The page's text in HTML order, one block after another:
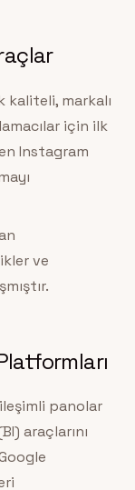
kaliteli, markalı
için ilk
Instagram
ve
panolar
araçlarını